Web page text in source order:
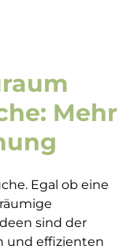
Mehr
Egal ob eine
sind der
und effizienten